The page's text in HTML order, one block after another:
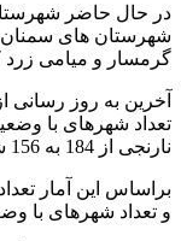
در حال حاضر
شهرستان های
گرمسار و میامی زرد
آخرین به روز
نارنجی از 184 به 156 شهر رسیده است.
و تعداد شهرهای با وضعیت آبی از 12 به